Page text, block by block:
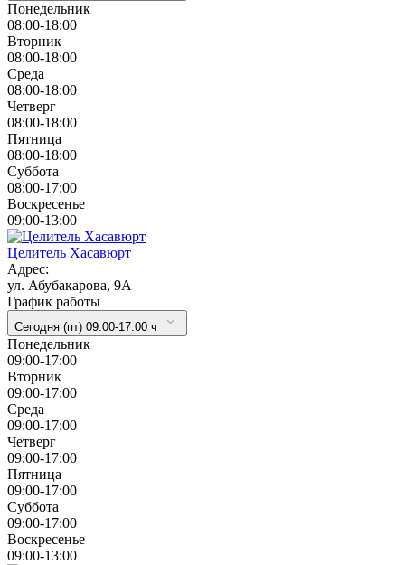
Понедельник
08:00-18:00
Вторник
08:00-18:00
Cреда
08:00-18:00
Четверг
08:00-18:00
Пятница
08:00-18:00
Суббота
08:00-17:00
Воскресенье
09:00-13:00
Целитель Хасавюрт
Адрес:
ул. Абубакарова, 9А
График работы
Сегодня (пт) 09:00-17:00 ч
Понедельник
09:00-17:00
Вторник
09:00-17:00
Cреда
09:00-17:00
Четверг
09:00-17:00
Пятница
09:00-17:00
Суббота
09:00-17:00
Воскресенье
09:00-13:00